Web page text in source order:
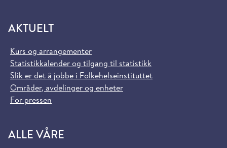
AKTUELT
Kurs og arrangementer
Statistikkalender og tilgang til statistikk
Slik er det å jobbe i Folkehelseinstituttet
Områder, avdelinger og enheter
For pressen
ALLE VÅRE